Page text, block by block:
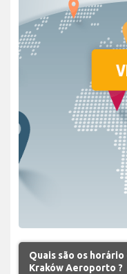
Quais são os
Kraków Aeroporto ?